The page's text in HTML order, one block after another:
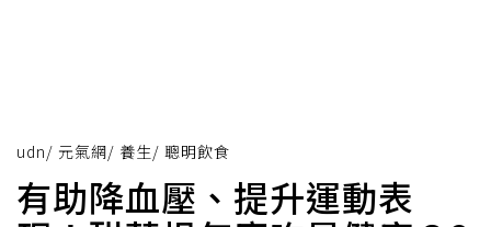
udn/ 元氣網/ 養生/ 聰明飲食
有助降血壓、提升運動表